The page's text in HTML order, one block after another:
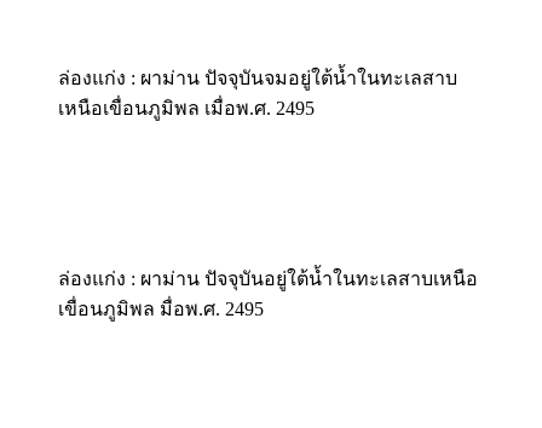
ล่องแก่ง : ผาม่าน ปัจจุบันจมอยู่ใต้น้ำในทะเลสาบ
เหนือเขื่อนภูมิพล เมื่อพ.ศ. 2495
ล่องแก่ง : ผาม่าน ปัจจุบันอยู่ใต้น้ำในทะเลสาบเหนือ
เขื่อนภูมิพล มื่อพ.ศ. 2495